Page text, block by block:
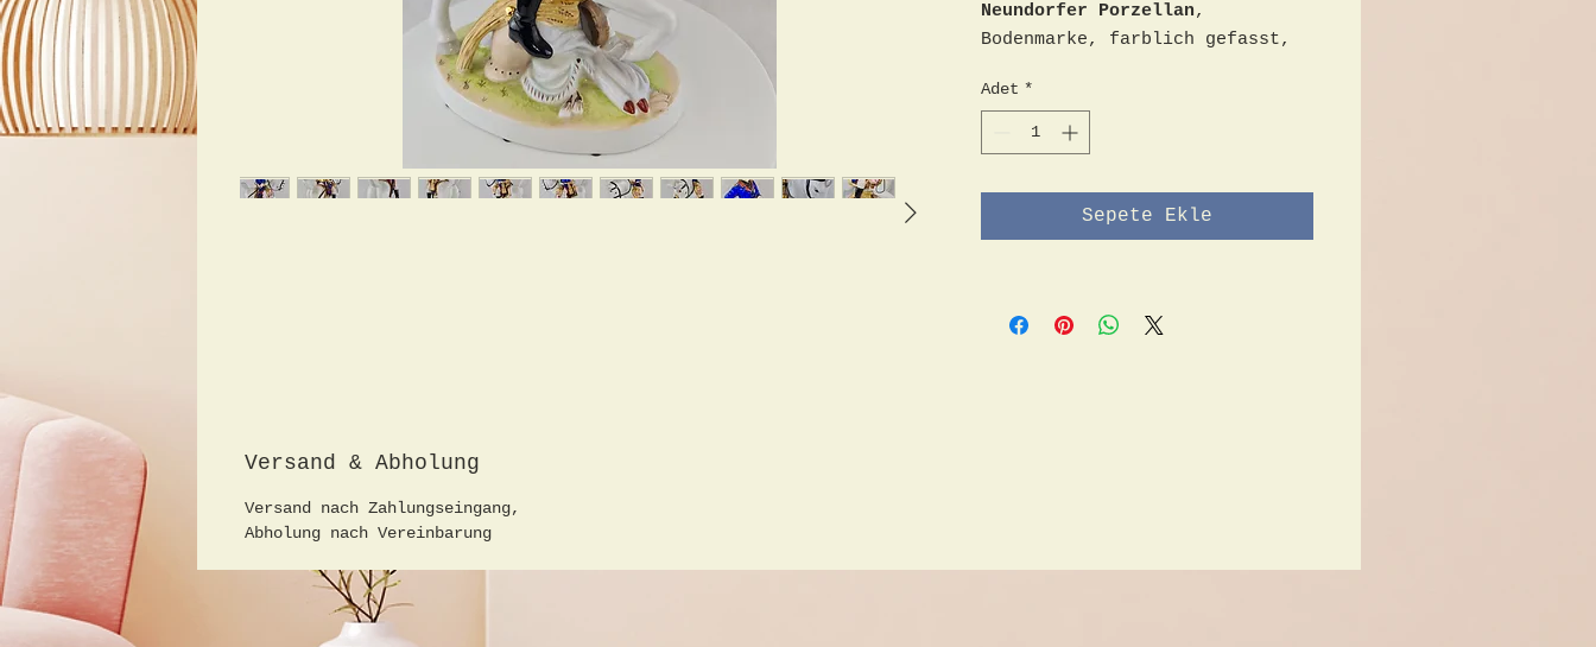
Neundorfer Porzellan,
Bodenmarke, farblich gefasst,
ca. 25cm, ohne Risse oder Chips
Adet *
Sepete Ekle
Versand & Abholung
Versand nach Zahlungseingang,
Abholung nach Vereinbarung